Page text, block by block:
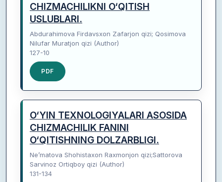
CHIZMACHILIKNI O‘QITISH
USLUBLARI.
Abdurahimova Firdavsxon Zafarjon qizi; Qosimova
Nilufar Muratjon qizi (Author)
127-10
PDF
O‘YIN TEXNOLOGIYALARI ASOSIDA
CHIZMACHILIK FANINI
O‘QITISHNING DOLZARBLIGI.
Ne’matova Shohistaxon Raxmonjon qizi;Sattorova
Sarvinoz Ortiqboy qizi (Author)
131-134